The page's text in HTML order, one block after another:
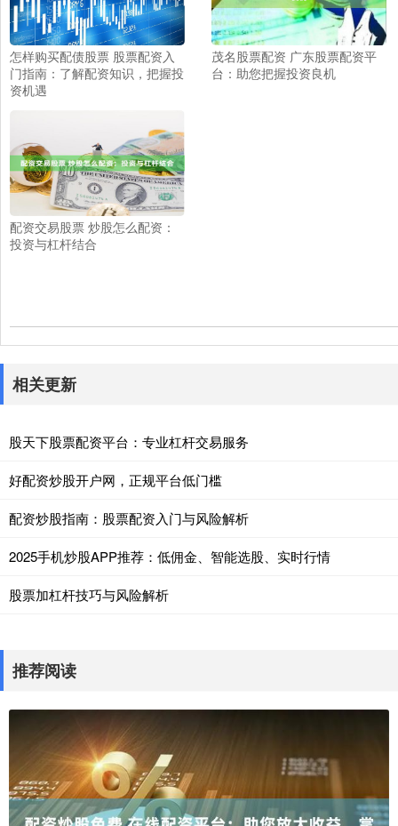
怎样购买配债股票 股票配资入
门指南：了解配资知识，把握投
资机遇
茂名股票配资 广东股票配资平
台：助您把握投资良机
配资交易股票 炒股怎么配资：
投资与杠杆结合
相关更新
股天下股票配资平台：专业杠杆交易服务
好配资炒股开户网，正规平台低门槛
配资炒股指南：股票配资入门与风险解析
2025手机炒股APP推荐：低佣金、智能选股、实时行情
股票加杠杆技巧与风险解析
推荐阅读